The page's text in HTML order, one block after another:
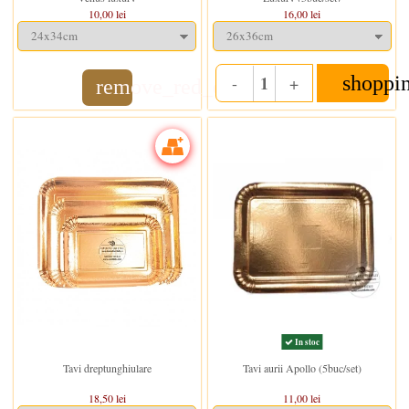
10,00 lei
remove_red_eye
16,00 lei
- Quantity
+
Tavi dreptunghiulare
18,50 lei
In stoc
Tavi aurii Apollo (5buc/set)
11,00 lei